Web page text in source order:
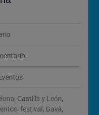
, Castilla y León,
,festival , Gavà,